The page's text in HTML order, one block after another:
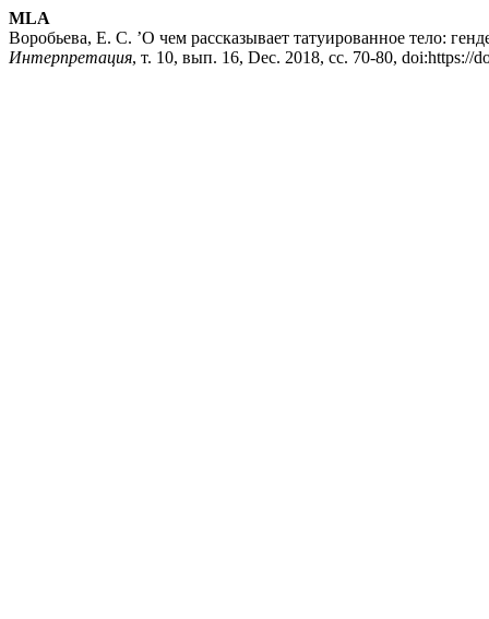
MLA
Воробьева, Е. С. ’О чем рассказывает татуированное тело:
Интерпретация, т. 10, вып. 16, Dec. 2018, сс. 70-80, doi:https://